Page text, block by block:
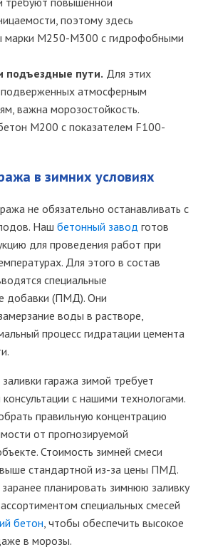
поэтому здесь
марки М250-М300 с гидрофобными
подъездные пути. Для этих
атмосферным
важна морозостойкость.
М200 с показателем F100-
в зимних условиях
не обязательно останавливать с
Наш бетонный завод готов
для проведения работ при
Для этого в состав
специальные
добавки (ПМД). Они
воды в растворе,
процесс гидратации цемента
гаража зимой требует
с нашими технологами.
правильную концентрацию
от прогнозируемой
Стоимость зимней смеси
стандартной из-за цены ПМД.
планировать зимнюю заливку
специальных смесей
бетон , чтобы обеспечить высокое
в морозы.